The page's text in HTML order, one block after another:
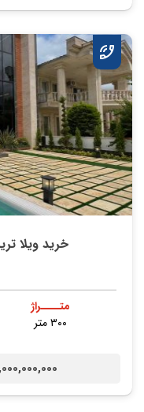
خرید ویلا
متــــراژ
۳۰۰ متر
14,000,000,000